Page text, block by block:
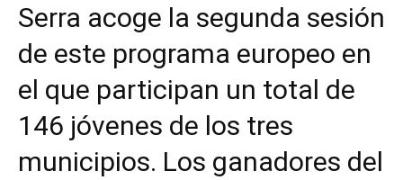
Serra acoge la segunda sesión
de este programa europeo en
el que participan un total de
146 jóvenes de los tres
municipios. Los ganadores del